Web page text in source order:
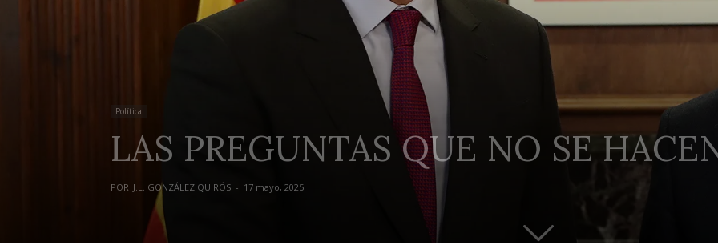
Política
LAS PREGUNTAS QUE NO SE
POR J.L. GONZÁLEZ QUIRÓS - 17 mayo, 2025